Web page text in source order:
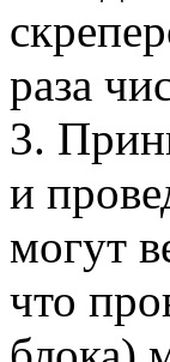
раза
3.
и
могут
что